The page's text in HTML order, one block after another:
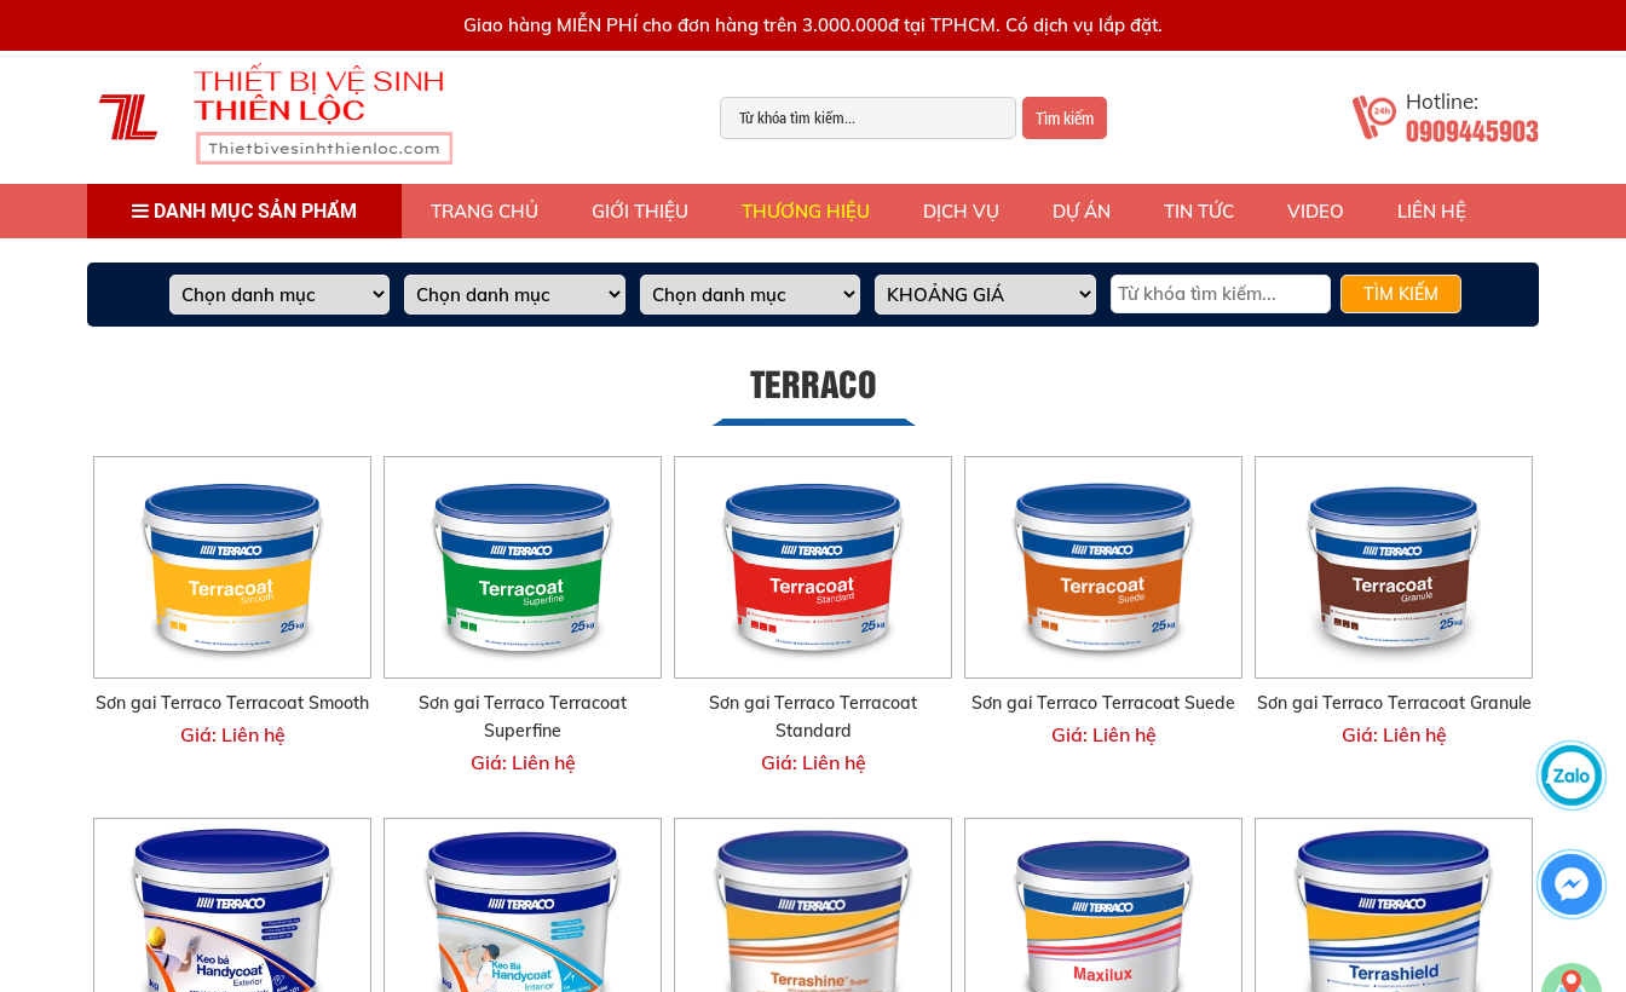
Giao hàng MIỄN PHÍ cho đơn hàng trên 3.000.000đ tại TPHCM. Có dịch vụ lắp đặt.
Tìm kiếm
Hotline:
0909445903
DANH MỤC SẢN PHẨM TRANG CHỦ GIỚI THIỆU THƯƠNG HIỆU DỊCH VỤ DỰ ÁN TIN TỨC VIDEO LIÊN HỆ
TÌM KIẾM
TERRACO
Sơn gai Terraco Terracoat Smooth
Giá: Liên hệ
Sơn gai Terraco Terracoat
Superfine
Giá: Liên hệ
Sơn gai Terraco Terracoat
Standard
Giá: Liên hệ
Sơn gai Terraco Terracoat Suede
Giá: Liên hệ
Sơn gai Terraco Terracoat Granule
Giá: Liên hệ